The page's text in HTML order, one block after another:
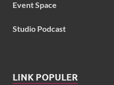
Event Space
Studio Podcast
LINK POPULER